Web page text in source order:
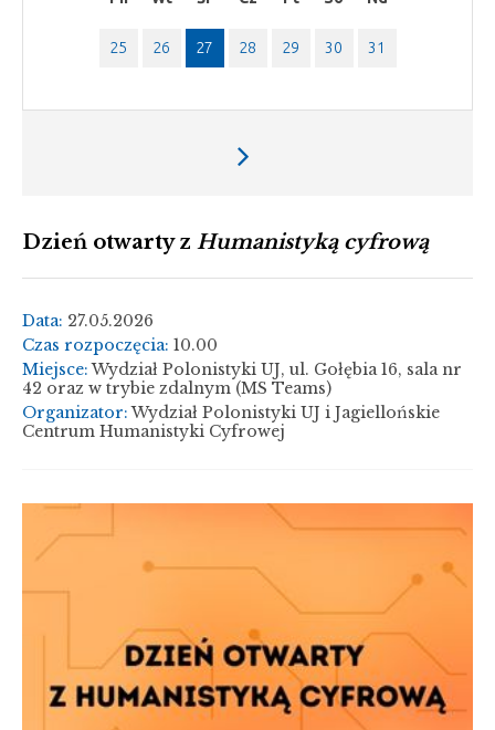
25 26 27 28 29 30 31
Następny
Dzień otwarty z Humanistyką cyfrową
Data: 27.05.2026
Czas rozpoczęcia: 10.00
Miejsce: Wydział Polonistyki UJ, ul. Gołębia 16, sala nr
42 oraz w trybie zdalnym (MS Teams)
Organizator: Wydział Polonistyki UJ i Jagiellońskie
Centrum Humanistyki Cyfrowej